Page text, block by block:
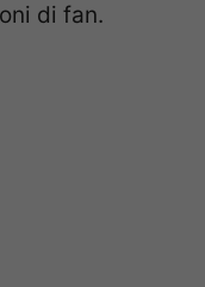
di fan.